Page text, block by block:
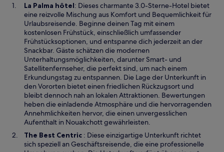
La Palma hôtelW
i
r
d
i
n
e
i
n
e
m
n
e
u
e
n
F
: Dieses charmante 3.0-Sterne-Hotel bietet
eine reizvolle Mischung aus Komfort und Bequemlichkeit für
Urlaubsreisende. Beginne deinen Tag mit einem
kostenlosen Frühstück, einschließlich umfassender
Frühstücksoptionen, und entspanne dich jederzeit an der
Snackbar. Gäste schätzen die modernen
Unterhaltungsmöglichkeiten, darunter Smart- und
Satellitenfernseher, die perfekt sind, um nach einem
Erkundungstag zu entspannen. Die Lage der Unterkunft in
den Vororten bietet einen friedlichen Rückzugsort und
bleibt dennoch nah an lokalen Attraktionen. Bewertungen
heben die einladende Atmosphäre und die hervorragenden
Annehmlichkeiten hervor, die einen unvergesslichen
Aufenthalt in Nouakchott gewährleisten.
The Best Centric W
i
: Diese einzigartige Unterkunft richtet
sich speziell an Geschäftsreisende, die eine professionelle